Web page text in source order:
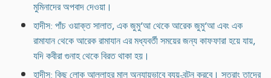
মুমিনাদের অপবাদ দেওয়া।
হাদীস: পাঁচ ওয়াক্ত সালাত, এক জুমু‘আ থেকে আরেক জুমু‘আ এবং এক
রামাযান থেকে আরেক রামাযান এর মধ্যবর্তী সময়ের জন্য কাফফারা হয়ে যায়,
যদি কবীরা গুনাহ থেকে বিরত থাকা হয়।
হাদীস: কিছু লোক আল্লাহর মাল অন্যায়ভাবে ব্যয়-বন্টন করবে। সুতরাং তাদের